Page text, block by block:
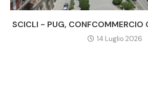
SCICLI - PUG, CONFCOMMERCIO
14 Luglio 2026